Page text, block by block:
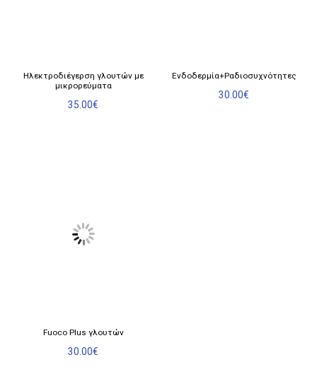
Ηλεκτροδιέγερση γλουτών με
μικρορεύματα
35.00€
Ενδοδερμία+Ραδιοσυχνότητες
30.00€
Fuoco Plus γλουτών
30.00€